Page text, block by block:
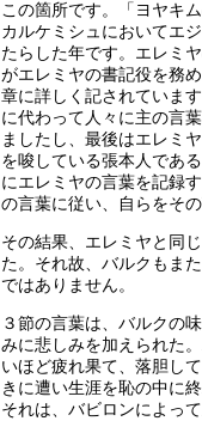
この箇所です。「ヨヤキ
カルケミシュにおいてエ
たらした年です。エレミ
がエレミヤの書記役を務
章に詳しく記されていま
に代わって人々に主の言
ましたし、最後はエレミ
を唆している張本人であ
にエレミヤの言葉を記録
の言葉に従い、自らをそ
その結果、エレミヤと同
た。それ故、バルクもま
ではありません。
３節の言葉は、バルクの
みに悲しみを加えられた
いほど疲れ果て、落胆し
きに遭い生涯を恥の中に
それは、バビロンによっ